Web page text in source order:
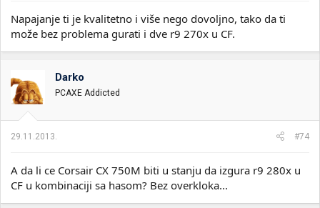
Napajanje ti je kvalitetno i više nego dovoljno, tako da ti
može bez problema gurati i dve r9 270x u CF.
Darko
PCAXE Addicted
29.11.2013. #74
A da li ce Corsair CX 750M biti u stanju da izgura r9 280x u
CF u kombinaciji sa hasom? Bez overkloka...